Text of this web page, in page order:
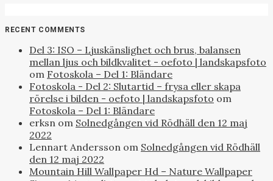
RECENT COMMENTS
Del 3: ISO – Ljuskänslighet och brus, balansen
mellan ljus och bildkvalitet - oefoto | landskapsfoto
om Fotoskola – Del 1: Bländare
Fotoskola - Del 2: Slutartid – frysa eller skapa
rörelse i bilden - oefoto | landskapsfoto om
Fotoskola – Del 1: Bländare
erksn om Solnedgången vid Rödhäll den 12 maj
2022
Lennart Andersson om Solnedgången vid Rödhäll
den 12 maj 2022
Mountain Hill Wallpaper Hd – Nature Wallpaper